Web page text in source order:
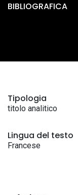
BIBLIOGRAFICA
Tipologia
titolo analitico
Lingua del testo
Francese